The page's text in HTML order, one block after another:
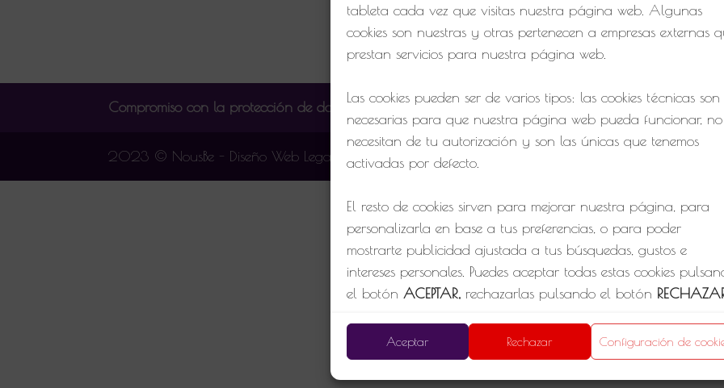
tableta cada vez que visitas nuestra página web. Algunas
cookies son nuestras y otras pertenecen a empresas externas
prestan servicios para nuestra página web.
Las cookies pueden ser de varios tipos: las cookies técnicas son
necesarias para que nuestra página web pueda funcionar, no
necesitan de tu autorización y son las únicas que tenemos
activadas por defecto.
El resto de cookies sirven para mejorar nuestra página, para
personalizarla en base a tus preferencias, o para poder
mostrarte publicidad ajustada a tus búsquedas, gustos e
intereses personales. Puedes aceptar todas estas cookies
el botón ACEPTAR, rechazarlas pulsando el botón
COOKIES.
Si quieres más información, consulta laPOLÍTICA DE
Aceptar Rechazar Configuración de
Compromiso con la protección de datos personales Política de Privacidad Política de cookies
2023 © NousBe - Diseño Web Leganes21